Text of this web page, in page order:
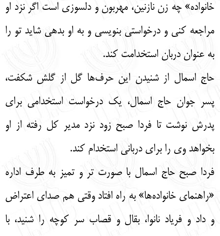
خانواده» چه زن نازنین، مهربون و دلسوزی است اگر نزد او
مراجعه کنی و درخواستی بنویسی و به او بدهی شاید تو را
به عنوان دربان استخدامت کند.
حاج اسمال از شنیدن این حرف‌ها گل از گلش شکفت،
پسر جوان حاج اسمال، یک درخواست استخدامی برای
پدرش نوشت تا فردا صبح زود نزد مدیر کل رفته از او
بخواهد وی را برای دربانی استخدام کند.
فردا صبح حاج اسمال با صورت تر و تمیز به طرف اداره
«راهنمای خانواده‌ها» به راه افتاد وقتی هم صدای اعتراض
و داد و فریاد نانوا، بقال و قصاب سر کوچه را شنید، با